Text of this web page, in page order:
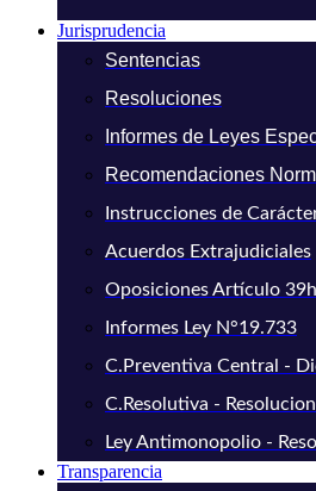
Jurisprudencia
Sentencias
Resoluciones
Informes de Leyes
Recomendaciones
Instrucciones de
Acuerdos Extrajudiciales
Oposiciones Artículo
Informes Ley N°19.733
C.Preventiva Central -
C.Resolutiva -
Ley Antimonopolio -
Transparencia